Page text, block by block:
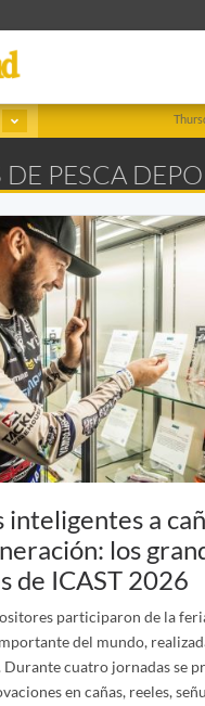
PESCA
inteligentes a
los
de ICAST 2026
participaron de la
del mundo,
Durante cuatro jornadas se
en cañas, reeles,